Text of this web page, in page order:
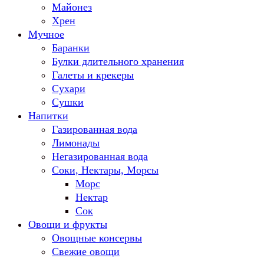
Майонез
Хрен
Мучное
Баранки
Булки длительного хранения
Галеты и крекеры
Сухари
Сушки
Напитки
Газированная вода
Лимонады
Негазированная вода
Соки, Нектары, Морсы
Морс
Нектар
Сок
Овощи и фрукты
Овощные консервы
Свежие овощи